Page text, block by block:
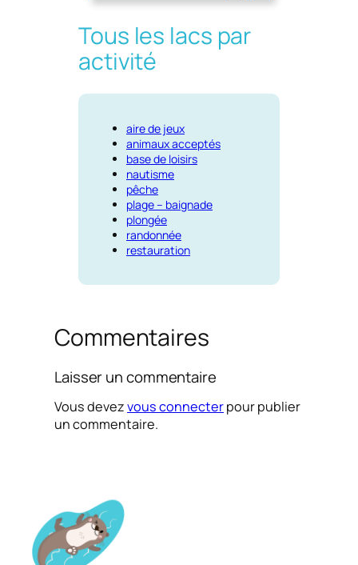
Tous les lacs par
activité
aire de jeux
animaux acceptés
base de loisirs
nautisme
pêche
plage – baignade
plongée
randonnée
restauration
Commentaires
Laisser un commentaire
Vous devezvous connecterpour publier
un commentaire.